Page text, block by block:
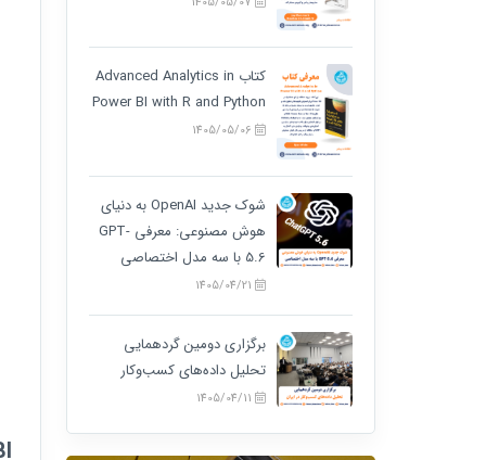
کتاب Advanced Analytics in
Power BI with R and Python
شوک جدید OpenAI به دنیای
هوش مصنوعی: معرفی GPT-
5.6 با سه مدل اختصاصی
برگزاری دومین گردهمایی
تحلیل داده‌های کسب‌وکار